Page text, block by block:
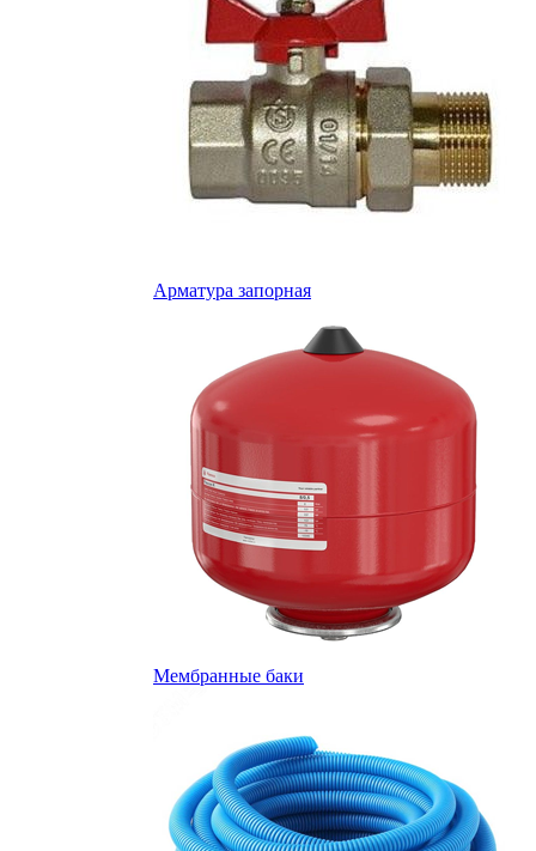
Арматура запорная
Мембранные баки